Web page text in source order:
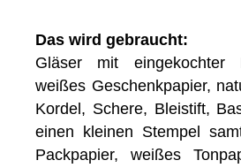
Das wird gebraucht:
Gläser mit eingekochter
weißes Geschenkpapier,
Kordel, Schere, Bleistift,
einen kleinen Stempel
Packpapier, weißes